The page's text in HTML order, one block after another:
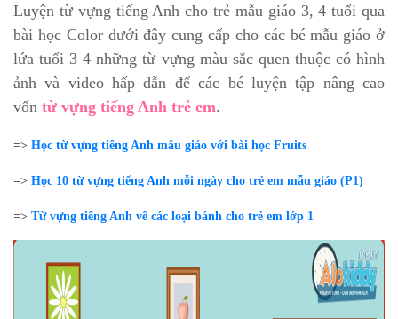
Luyện từ vựng tiếng Anh cho trẻ mẫu giáo 3, 4 tuổi qua
bài học Color dưới đây cung cấp cho các bé mẫu giáo ở
lứa tuổi 3 4 những từ vựng màu sắc quen thuộc có hình
ảnh và video hấp dẫn để các bé luyện tập nâng cao
vốn từ vựng tiếng Anh trẻ em.
=> Học từ vựng tiếng Anh mẫu giáo với bài học Fruits
=> Học 10 từ vựng tiếng Anh mỗi ngày cho trẻ em mẫu giáo (P1)
=> Từ vựng tiếng Anh về các loại bánh cho trẻ em lớp 1